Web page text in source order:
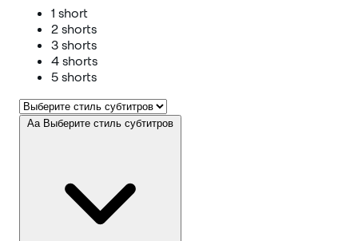
1 short
2 shorts
3 shorts
4 shorts
5 shorts
Aa Выберите стиль субтитров